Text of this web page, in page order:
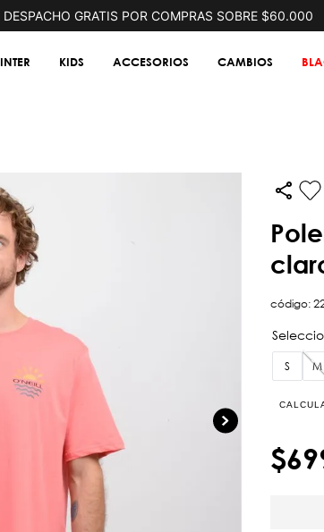
DESPACHO GRATIS POR COMPRAS SOBRE $60.000
KIDS ACCESORIOS CAMBIOS
polera manga corta sun naranjo
código:
S M
$